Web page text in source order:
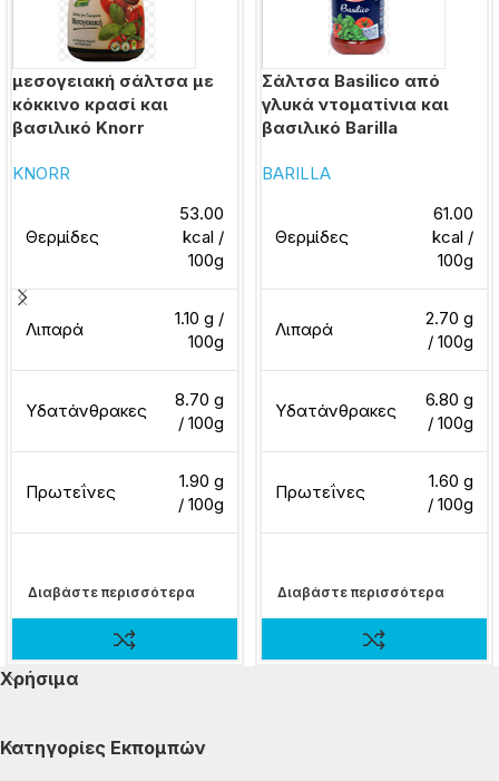
μεσογειακή σάλτσα με
κόκκινο κρασί και
βασιλικό Knorr
KNORR
Θερμίδες
53.00
kcal /
100g
Λιπαρά
1.10 g /
100g
Υδατάνθρακες
8.70 g
/ 100g
Πρωτεΐνες
1.90 g
/ 100g
Διαβάστε περισσότερα
Σάλτσα Basilico από
γλυκά ντοματίνια και
βασιλικό Barilla
BARILLA
Θερμίδες
61.00
kcal /
100g
Λιπαρά
2.70 g
/ 100g
Υδατάνθρακες
6.80 g
/ 100g
Πρωτεΐνες
1.60 g
/ 100g
Διαβάστε περισσότερα
Χρήσιμα
Κατηγορίες Εκπομπών